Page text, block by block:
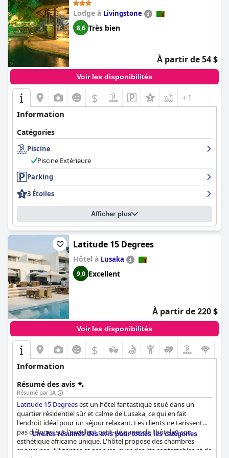
Lodge à Livingstone
8,6 Très bien
À partir de 54 $
Voir les disponibilités
$ +1
Information
Catégories
Piscine
Piscine Extérieure
Parking
3 Étoiles
Afficher plus
Latitude 15 Degrees
Hôtel à Lusaka
9,0 Excellent
À partir de 220 $
Voir les disponibilités
$
Information
Résumé des avis
Résumé par IA
Latitude 15 Degreesest un hôtel fantastique situé dans un
quartier résidentiel sûr et calme de Lusaka, ce qui en fait
l'endroit idéal pour un séjour relaxant. Les clients ne tarissent
pas d'éloges sur l'excellent petit-déjeuner de l'hôtel et son
esthétique africaine unique. L'hôtel propose des chambres
spacieuses, élégantes et propres, avec des lits confortables et de
Lire les résumés des avis pour toutes les catégories